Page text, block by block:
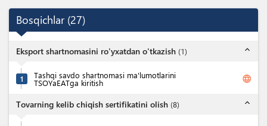
Bosqichlar (27)
Eksport shartnomasini ro'yxatdan o'tkazish (1) expand_less
1 Tashqi savdo shartnomasi ma'lumotlarini
TSOYaEATga kiritish language
Tovarning kelib chiqish sertifikatini olish (8) expand_less